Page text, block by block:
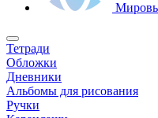
Тетради
Обложки
Дневники
Альбомы для рисования
Ручки